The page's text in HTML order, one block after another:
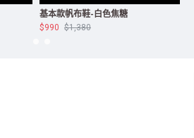
基本款帆布鞋-白色焦糖
$990 $1,380